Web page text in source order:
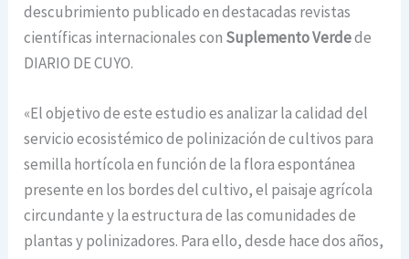
descubrimiento publicado en destacadas revistas
científicas internacionales con Suplemento Verdede
DIARIO DE CUYO.
«El objetivo de este estudio es analizar la calidad del
servicio ecosistémico de polinización de cultivos para
semilla hortícola en función de la flora espontánea
presente en los bordes del cultivo, el paisaje agrícola
circundante y la estructura de las comunidades de
plantas y polinizadores. Para ello, desde hace dos años,